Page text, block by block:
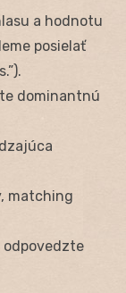
a hodnotu
posielať
dominantnú
matching
odpovedzte